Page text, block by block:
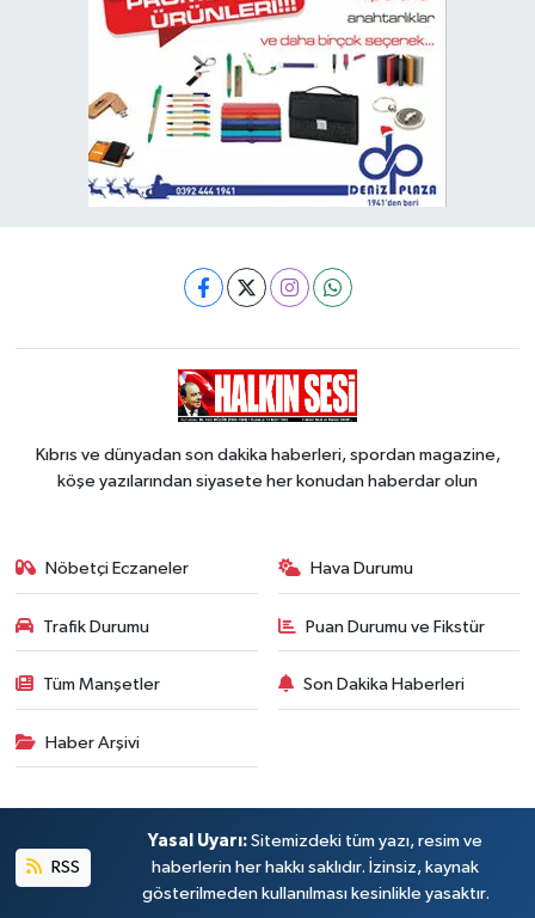
Kıbrıs ve dünyadan son dakika haberleri, spordan magazine,
köşe yazılarından siyasete her konudan haberdar olun
Nöbetçi Eczaneler Hava Durumu
Trafik Durumu Puan Durumu ve Fikstür
Tüm Manşetler Son Dakika Haberleri
Haber Arşivi
RSS
Yasal Uyarı: Sitemizdeki tüm yazı, resim ve
haberlerin her hakkı saklıdır. İzinsiz, kaynak
gösterilmeden kullanılması kesinlikle yasaktır.